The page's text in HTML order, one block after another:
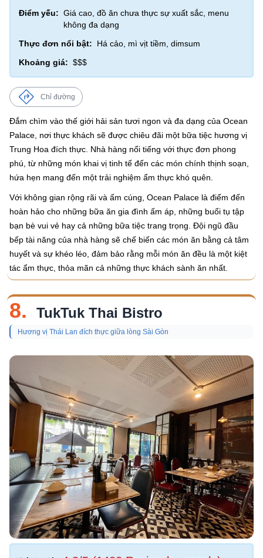
Điểm yếu: Giá cao, đồ ăn chưa thực sự xuất sắc, menu
không đa dạng
Thực đơn nổi bật:
Há cảo, mì vịt tiềm, dimsum
Khoảng giá: $$$
Chỉ đường
Đắm chìm vào thế giới hải sản tươi ngon và đa dạng của Ocean
Palace, nơi thực khách sẽ được chiêu đãi một bữa tiệc hương vị
Trung Hoa đích thực. Nhà hàng nổi tiếng với thực đơn phong
phú, từ những món khai vị tinh tế đến các món chính thịnh soạn,
hứa hẹn mang đến một trải nghiệm ẩm thực khó quên.
Với không gian rộng rãi và ấm cúng, Ocean Palace là điểm đến
hoàn hảo cho những bữa ăn gia đình ấm áp, những buổi tụ tập
bạn bè vui vẻ hay cả những bữa tiệc trang trọng. Đội ngũ đầu
bếp tài năng của nhà hàng sẽ chế biến các món ăn bằng cả tâm
huyết và sự khéo léo, đảm bảo rằng mỗi món ăn đều là một kiệt
tác ẩm thực, thỏa mãn cả những thực khách sành ăn nhất.
8. TukTuk Thai Bistro
Hương vị Thái Lan đích thực giữa lòng Sài Gòn